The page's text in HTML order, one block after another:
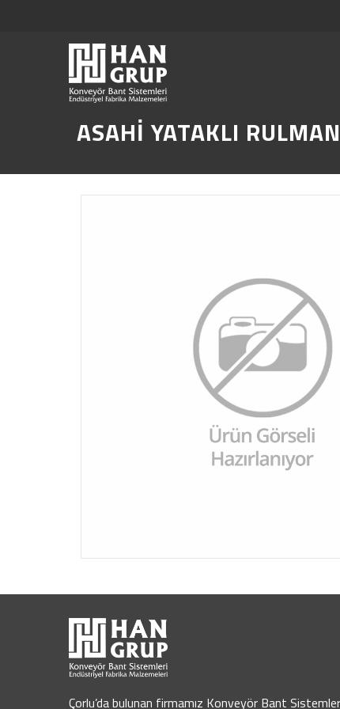
ASAHİ YATAKLI
Çorlu’da bulunan firmamız Konveyör Bant